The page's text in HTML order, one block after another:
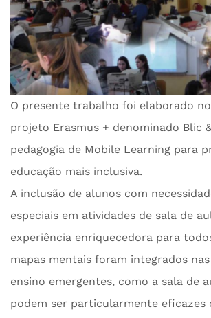
O presente trabalho foi elaborado
projeto Erasmus + denominado Blic
pedagogia de Mobile Learning para
educação mais inclusiva.
A inclusão de alunos com
especiais em atividades de sala de
experiência enriquecedora para
mapas mentais foram integrados
ensino emergentes, como a sala de
podem ser particularmente eficazes